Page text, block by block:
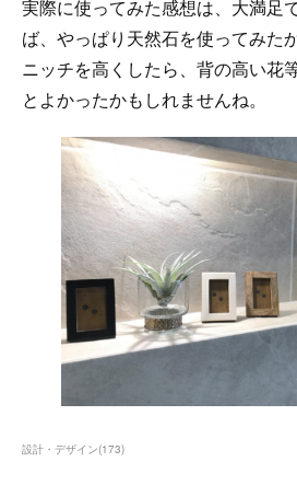
実際に使ってみた感想は、大満足
ば、やっぱり天然石を使ってみた
ニッチを高くしたら、背の高い花
とよかったかもしれませんね。
設計・デザイン(173)